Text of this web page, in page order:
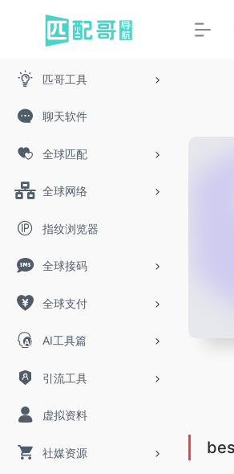
匹哥工具
聊天软件
全球匹配
全球网络
指纹浏览器
全球接码
全球支付
AI工具篇
引流工具
虚拟资料
社媒资源